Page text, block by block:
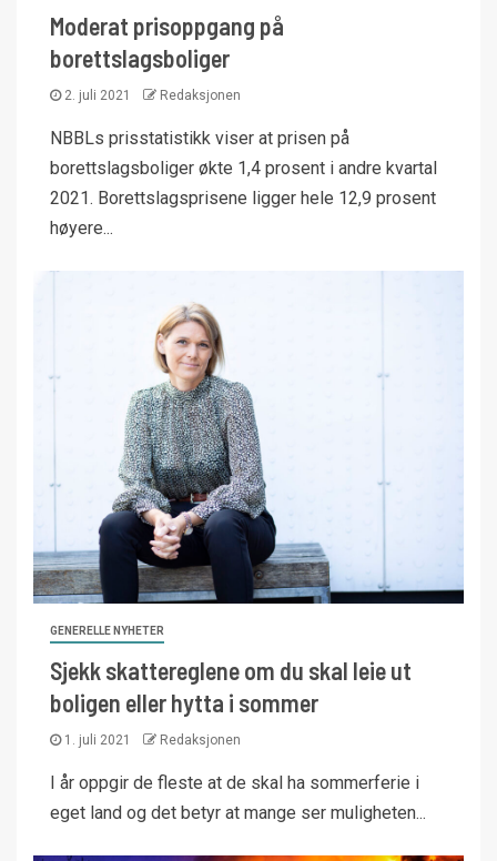
Moderat prisoppgang på
borettslagsboliger
2. juli 2021 Redaksjonen
NBBLs prisstatistikk viser at prisen på
borettslagsboliger økte 1,4 prosent i andre kvartal
2021. Borettslagsprisene ligger hele 12,9 prosent
høyere...
GENERELLE NYHETER
Sjekk skattereglene om du skal leie ut
boligen eller hytta i sommer
1. juli 2021 Redaksjonen
I år oppgir de fleste at de skal ha sommerferie i
eget land og det betyr at mange ser muligheten...